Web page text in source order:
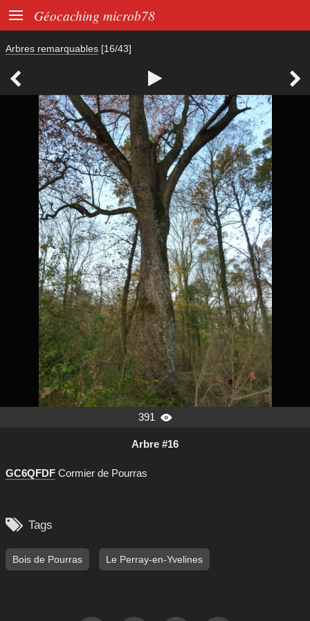
 Géocaching microb78
Arbres remarquables [16/43]
  
391 
Arbre #16
GC6QFDF Cormier de Pourras
 Tags
Bois de Pourras Le Perray-en-Yvelines